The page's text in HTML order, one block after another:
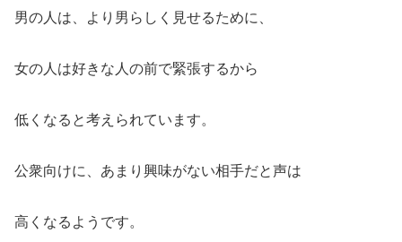
男の人は、より男らしく見せるために、
女の人は好きな人の前で緊張するから
低くなると考えられています。
公衆向けに、あまり興味がない相手だと声は
高くなるようです。